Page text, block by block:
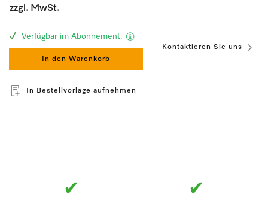
zzgl. MwSt.
Verfügbar im Abonnement.
In den Warenkorb
Kontaktieren Sie uns
In Bestellvorlage aufnehmen
✔ ✔